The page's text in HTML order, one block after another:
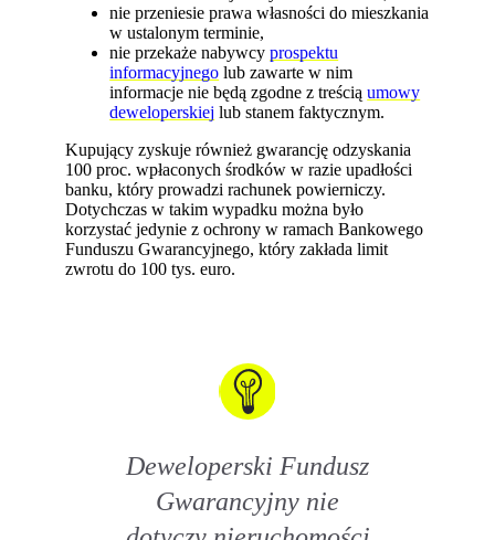
nie przeniesie prawa własności do mieszkania
w ustalonym terminie,
nie przekaże nabywcyprospektu
informacyjnego lub zawarte w nim
informacje nie będą zgodne z treściąumowy
deweloperskiej lub stanem faktycznym.
Kupujący zyskuje również gwarancję odzyskania
100 proc. wpłaconych środków w razie upadłości
banku, który prowadzi rachunek powierniczy.
Dotychczas w takim wypadku można było
korzystać jedynie z ochrony w ramach Bankowego
Funduszu Gwarancyjnego, który zakłada limit
zwrotu do 100 tys. euro.
Deweloperski Fundusz
Gwarancyjny nie